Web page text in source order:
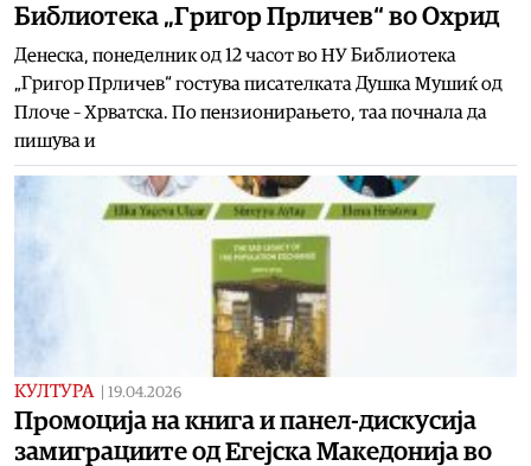
Библиотека „Григор Прличев“ во Охрид
Денеска, понеделник од 12 часот во НУ Библиотека
„Григор Прличев“ гостува писателката Душка Мушиќ од
Плоче – Хрватска. По пензионирањето, таа почнала да
пишува и
КУЛТУРА 19.04.2026
Промоција на книга и панел-дискусија
замиграциите од Егејска Македонија во